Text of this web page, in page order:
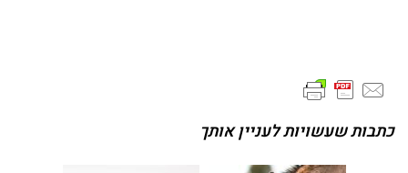
כתבות שעשויות לעניין אותך